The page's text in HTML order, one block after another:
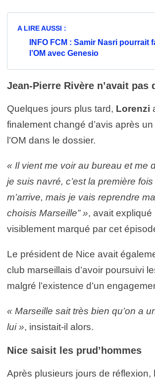
A LIRE AUSSI :
INFO FCM : Samir Nasri pourrait
l’OM avec Genesio
Jean-Pierre Rivère n’avait pas
Quelques jours plus tard, Lorenzi
finalement changé d’avis après
l’OM dans le dossier.
« Il vient me voir au bureau et me
je suis navré, c’est la première
m’arrive, mais je vais reprendre
choisis Marseille” », avait expliqué
visiblement marqué par cet
Le président de Nice avait
club marseillais d’avoir poursuivi
malgré l’existence d’un
« Marseille sait très bien qu’on a
lui », insistait-il alors.
Nice saisit les prud’hommes
Après plusieurs jours de réflexion,